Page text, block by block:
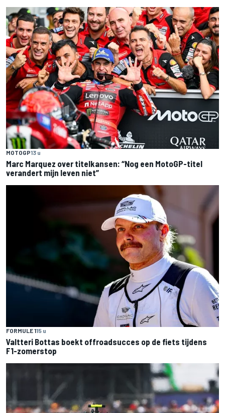
MOTOGP13 u
Marc Marquez over titelkansen: “Nog een MotoGP-titel
verandert mijn leven niet”
FORMULE 115 u
Valtteri Bottas boekt offroadsucces op de fiets tijdens
F1-zomerstop